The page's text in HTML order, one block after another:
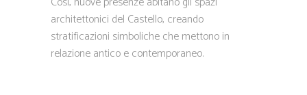
architettonici del Castello, creando
stratificazioni simboliche che mettono in
relazione antico e contemporaneo.